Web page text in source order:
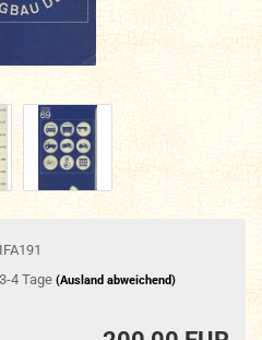
IFA191
3-4 Tage (Ausland abweichend)